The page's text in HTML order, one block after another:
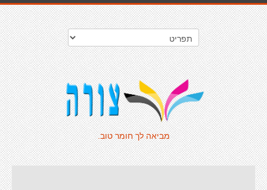
מביאה לך חומר טוב.